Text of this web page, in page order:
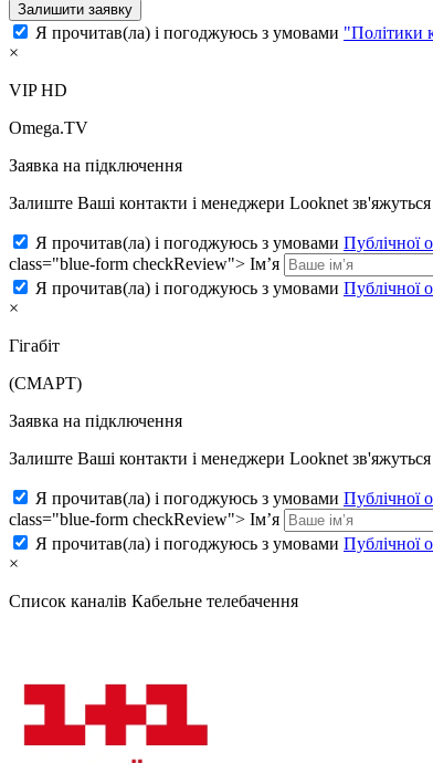
Залишити заявку
Я прочитав(ла) і погоджуюсь з умовами "Політики
×
VIP HD
Omega.TV
Заявка на підключення
Залиште Ваші контакти і менеджери Looknet
Я прочитав(ла) і погоджуюсь з умовами Публічної
class="blue-form checkReview"> Ім’я
Я прочитав(ла) і погоджуюсь з умовами Публічної
×
Гігабіт
(СМАРТ)
Заявка на підключення
Залиште Ваші контакти і менеджери Looknet
Я прочитав(ла) і погоджуюсь з умовами Публічної
class="blue-form checkReview"> Ім’я
Я прочитав(ла) і погоджуюсь з умовами Публічної
×
Список каналів Кабельне телебачення